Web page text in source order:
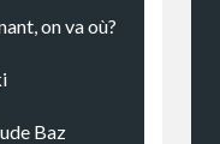
on va où?
Baz